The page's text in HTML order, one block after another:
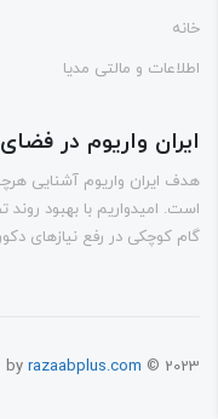
و مالتی مدیا
واریوم در فضای
ایران واریوم آشنایی هرچه
امیدواریم با بهبود روند
کوچکی در رفع نیازهای دکور
byrazaabplus.com©